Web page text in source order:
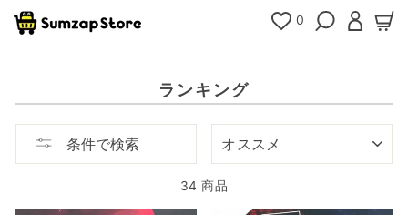
0 検索 ログ
ランキング
条件で検索
ー
34 商品